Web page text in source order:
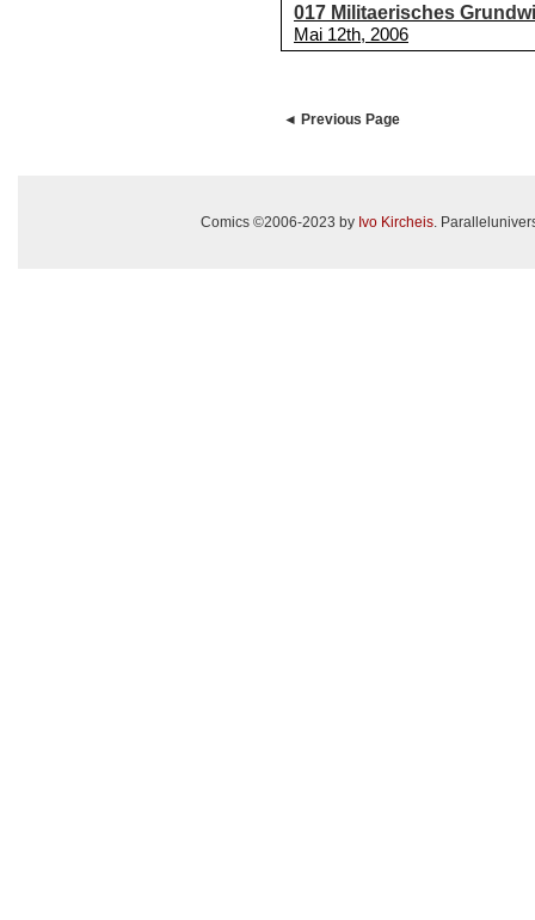
017 Militaerisches
Mai 12th, 2006
◄ Previous Page
Comics ©2006-2023 by Ivo Kircheis.